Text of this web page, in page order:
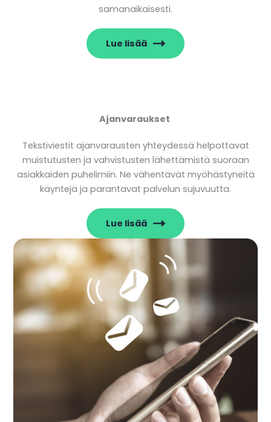
samanaikaisesti.
Lue lisää
Ajanvaraukset
Tekstiviestit ajanvarausten yhteydessä helpottavat
muistutusten ja vahvistusten lähettämistä suoraan
asiakkaiden puhelimiin. Ne vähentävät myöhästyneitä
käyntejä ja parantavat palvelun sujuvuutta.
Lue lisää